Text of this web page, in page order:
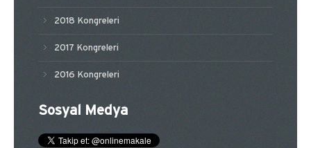
2018 Kongreleri
2017 Kongreleri
2016 Kongreleri
Sosyal Medya